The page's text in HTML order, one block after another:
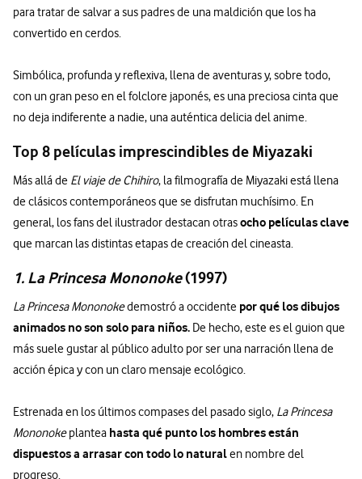
para tratar de salvar a sus padres de una maldición que los ha
convertido en cerdos.
Simbólica, profunda y reflexiva, llena de aventuras y, sobre todo,
con un gran peso en el folclore japonés, es una preciosa cinta que
no deja indiferente a nadie, una auténtica delicia del anime.
Top 8 películas imprescindibles de Miyazaki
Más allá de El viaje de Chihiro, la filmografía de Miyazaki está llena
de clásicos contemporáneos que se disfrutan muchísimo. En
general, los fans del ilustrador destacan otrasocho películas clave
que marcan las distintas etapas de creación del cineasta.
1. La Princesa Mononoke(1997)
La Princesa Mononokedemostró a occidente por qué los dibujos
animados no son solo para niños. De hecho, este es el guion que
más suele gustar al público adulto por ser una narración llena de
acción épica y con un claro mensaje ecológico.
Estrenada en los últimos compases del pasado siglo, La Princesa
Mononokeplantea hasta qué punto los hombres están
dispuestos a arrasar con todo lo naturalen nombre del
progreso.